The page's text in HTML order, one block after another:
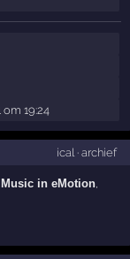
19:24
ical· archief
Music in eMotion